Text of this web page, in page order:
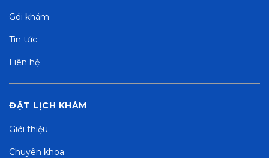
Gói khám
Tin tức
Liên hệ
ĐẶT LỊCH KHÁM
Giới thiệu
Chuyên khoa